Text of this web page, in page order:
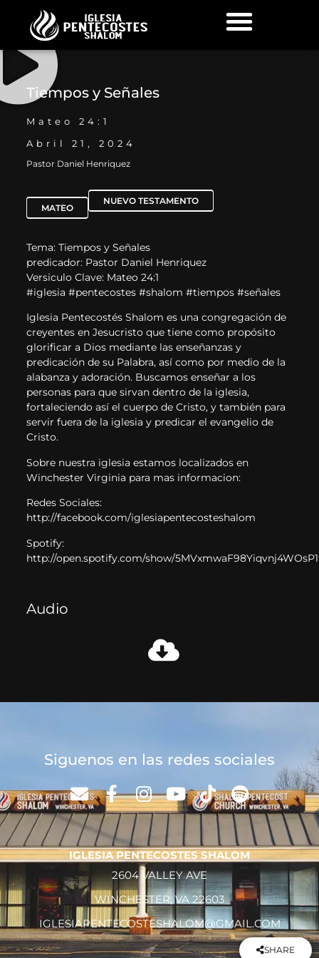
Tiempos y Señales
Mateo 24:1
Abril 21, 2024
Pastor Daniel Henriquez
MATEO
NUEVO TESTAMENTO
Tema: Tiempos y Señales
predicador: Pastor Daniel Henriquez
Versiculo Clave: Mateo 24:1
#iglesia #pentecostes #shalom #tiempos #señales
Iglesia Pentecostés Shalom es una congregación de
creyentes en Jesucristo que tiene como propósito
glorificar a Dios mediante las enseñanzas y
predicación de su Palabra, así como por medio de la
alabanza y adoración. Buscamos enseñar a los
personas para que sirvan dentro de la iglesia,
fortaleciendo así el cuerpo de Cristo, y también para
servir fuera de la iglesia y predicar el evangelio de
Cristo.
Sobre nuestra iglesia estamos localizados en
Winchester Virginia para mas informacion:
Redes Sociales:
http://facebook.com/iglesiapentecosteshalom
Spotify:
http://open.spotify.com/show/5MVxmwaF98Yiqvnj4WOsP1
Audio
Siguenos en las redes sociales
IGLESIA PENTECOSTES SHALOM
2604 VALLEY AVE
WINCHESTER, VA 22603
IGLESIAPENTECOSTESHALOM@GMAIL.COM
SHARE